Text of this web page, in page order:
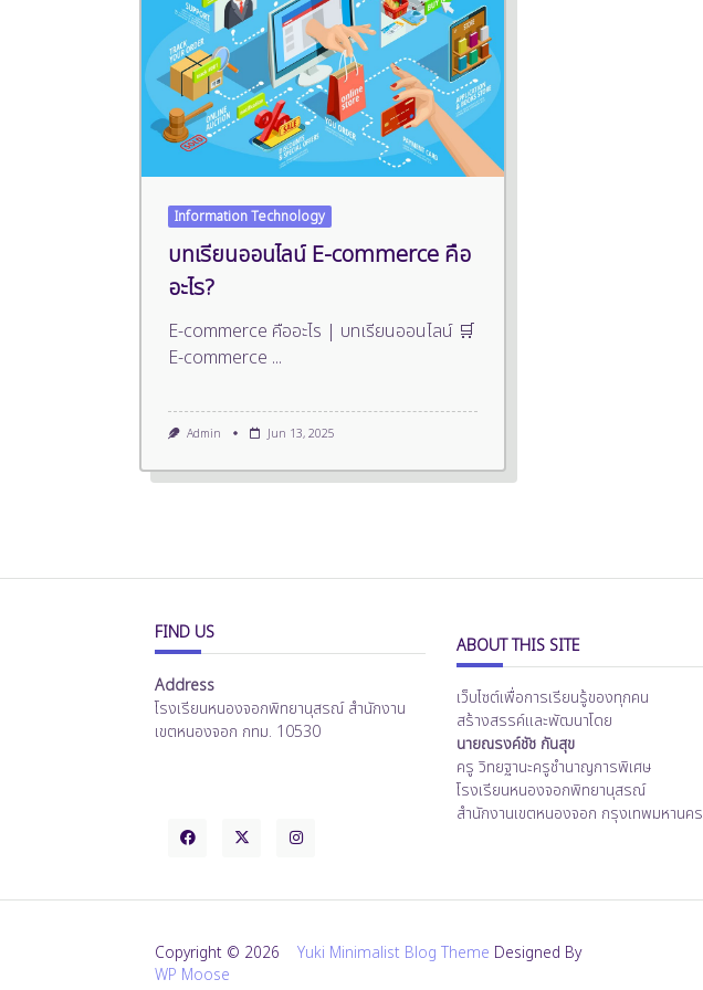
Information Technology
บทเรียนออนไลน์ E-commerce คือ
อะไร?
E-commerce คืออะไร | บทเรียนออนไลน์ 🛒
E-commerce ...
Admin Jun 13, 2025
FIND US
Address
โรงเรียนหนองจอกพิทยานุสรณ์ สำนักงาน
เขตหนองจอก กทม. 10530
ABOUT THIS SITE
เว็บไซต์เพื่อการเรียนรู้ของทุกคน
สร้างสรรค์และพัฒนาโดย
นายณรงค์ชัช กันสุข
ครู วิทยฐานะครูชำนาญการพิเศษ
โรงเรียนหนองจอกพิทยานุสรณ์
สำนักงานเขตหนองจอก กรุงเทพมหานคร
Copyright © 2026 Yuki Minimalist Blog Theme Designed By
WP Moose